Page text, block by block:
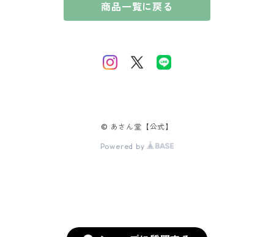
摩黎（まれい）
沈丁花（じんちょうげ）
淡紅梅（たんこうばい）
風情の香（ふぜいのかおり）
商品一覧に戻る
© あさん堂【公式】
Powered by